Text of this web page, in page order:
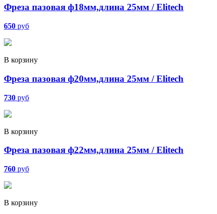
Фреза пазовая ф18мм,длина 25мм / Elitech
650 руб
В корзину
Фреза пазовая ф20мм,длина 25мм / Elitech
730 руб
В корзину
Фреза пазовая ф22мм,длина 25мм / Elitech
760 руб
В корзину